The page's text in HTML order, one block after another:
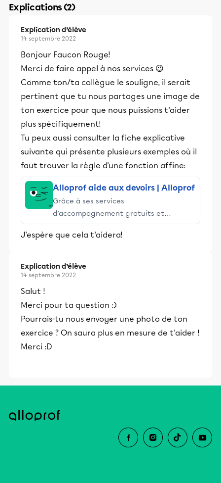
Explications (2)
Explication d’élève
14 septembre 2022
Bonjour Faucon Rouge!
Merci de faire appel à nos services 😉
Comme ton/ta collègue le souligne, il serait
pertinent que tu nous partages une image de
ton exercice pour que nous puissions t'aider
plus spécifiquement!
Tu peux aussi consulter la fiche explicative
suivante qui présente plusieurs exemples où il
faut trouver la règle d'une fonction affine:
Alloprof aide aux devoirs | Alloprof
Grâce à ses services
d’accompagnement gratuits et
stimulants, Alloprof engage les élèves
et leurs parents dans la réussite
J'espère que cela t'aidera!
Explication d’élève
14 septembre 2022
Salut !
Merci pour ta question :)
Pourrais-tu nous envoyer une photo de ton
exercice ? On saura plus en mesure de t'aider !
Merci :D